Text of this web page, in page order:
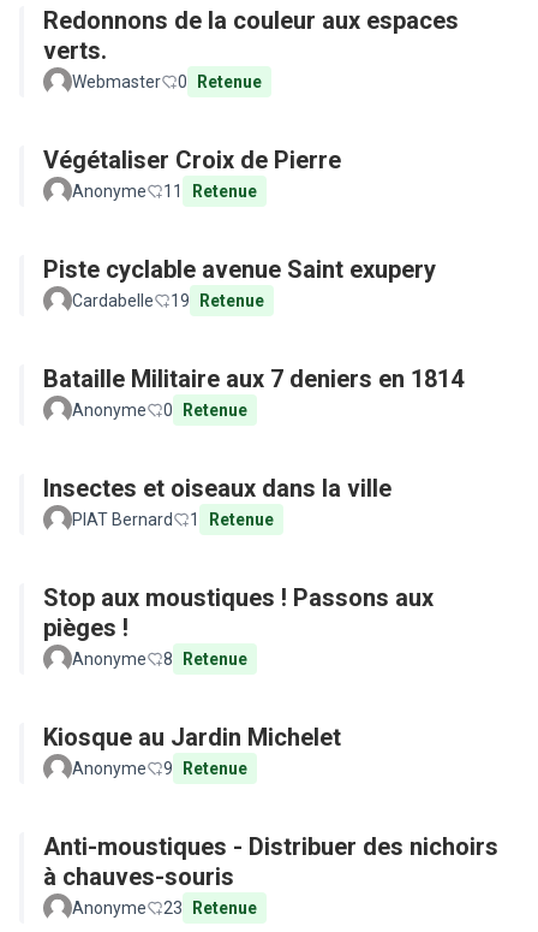
Redonnons de la couleur aux espaces
verts.
Webmaster 0 Retenue
Végétaliser Croix de Pierre
Anonyme 11 Retenue
Piste cyclable avenue Saint exupery
Cardabelle 19 Retenue
Bataille Militaire aux 7 deniers en 1814
Anonyme 0 Retenue
Insectes et oiseaux dans la ville
PIAT Bernard 1 Retenue
Stop aux moustiques ! Passons aux
pièges !
Anonyme 8 Retenue
Kiosque au Jardin Michelet
Anonyme 9 Retenue
Anti-moustiques - Distribuer des nichoirs
à chauves-souris
Anonyme 23 Retenue